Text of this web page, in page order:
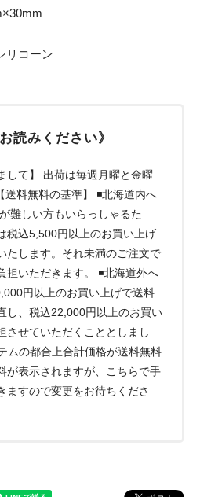
リコーン
読みください》
して】 出荷は毎週月曜と金曜
料無料の基準】 ◾️北海道内へ
難しい方もいらっしゃるた
税込5,500円以上のお買い上げ
たします。それ未満のご注文で
担いただきます。 ◾️北海道外へ
円以上のお買い上げで送料
し、税込22,000円以上のお買い
させていただくこととしまし
ムの都合上合計価格が送料無料
が表示されますが、こちらで手
ますので変更をお待ちくださ